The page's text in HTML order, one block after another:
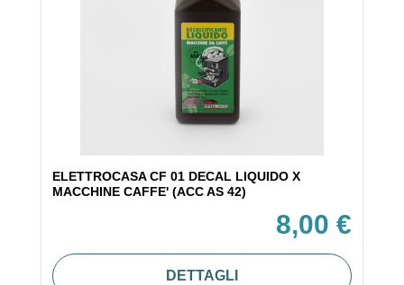
ELETTROCASA CF 01 DECAL LIQUIDO X
MACCHINE CAFFE' (ACC AS 42)
8,00 €
DETTAGLI